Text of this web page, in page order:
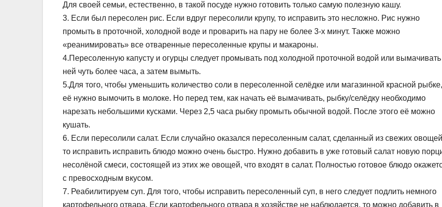
Для своей семьи, естественно, в такой посуде нужно готовить только самую полезную кашу.
3. Если был пересолен рис. Если вдруг пересолили крупу, то исправить это несложно. Рис нужно
промыть в проточной, холодной воде и проварить на пару не более 3-х минут. Также можно
«реанимировать» все отваренные пересоленные крупы и макароны.
4.Пересоленную капусту и огурцы следует промывать под холодной проточной водой или
ней чуть более часа, а затем вымыть.
5.Для того, чтобы уменьшить количество соли в пересоленной селёдке или магазинной красной рыбке,
её нужно вымочить в молоке. Но перед тем, как начать её вымачивать, рыбку/селёдку необходимо
нарезать небольшими кусками. Через 2,5 часа рыбку промыть обычной водой. После этого её можно
кушать.
6. Если пересолили салат. Если случайно оказался пересоленным салат, сделанный из свежих
то исправить исправить блюдо можно очень быстро. Нужно добавить в уже готовый салат новую
несолёной смеси, состоящей из этих же овощей, что входят в салат. Полностью готовое блюдо
с превосходным вкусом.
7. Реабилитируем суп. Для того, чтобы исправить пересоленный суп, в него следует подлить немного
картофельного отвара. Если картофельного отвара в хозяйстве не наблюдается, то можно добавить в